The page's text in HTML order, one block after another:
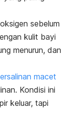
sebelum
kulit bayi
menurun, dan
macet
Kondisi ini
keluar, tapi